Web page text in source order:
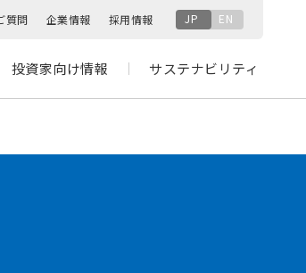
質問 企業情報 採用情報 JP EN
投資家向け情報 サステナビリティ